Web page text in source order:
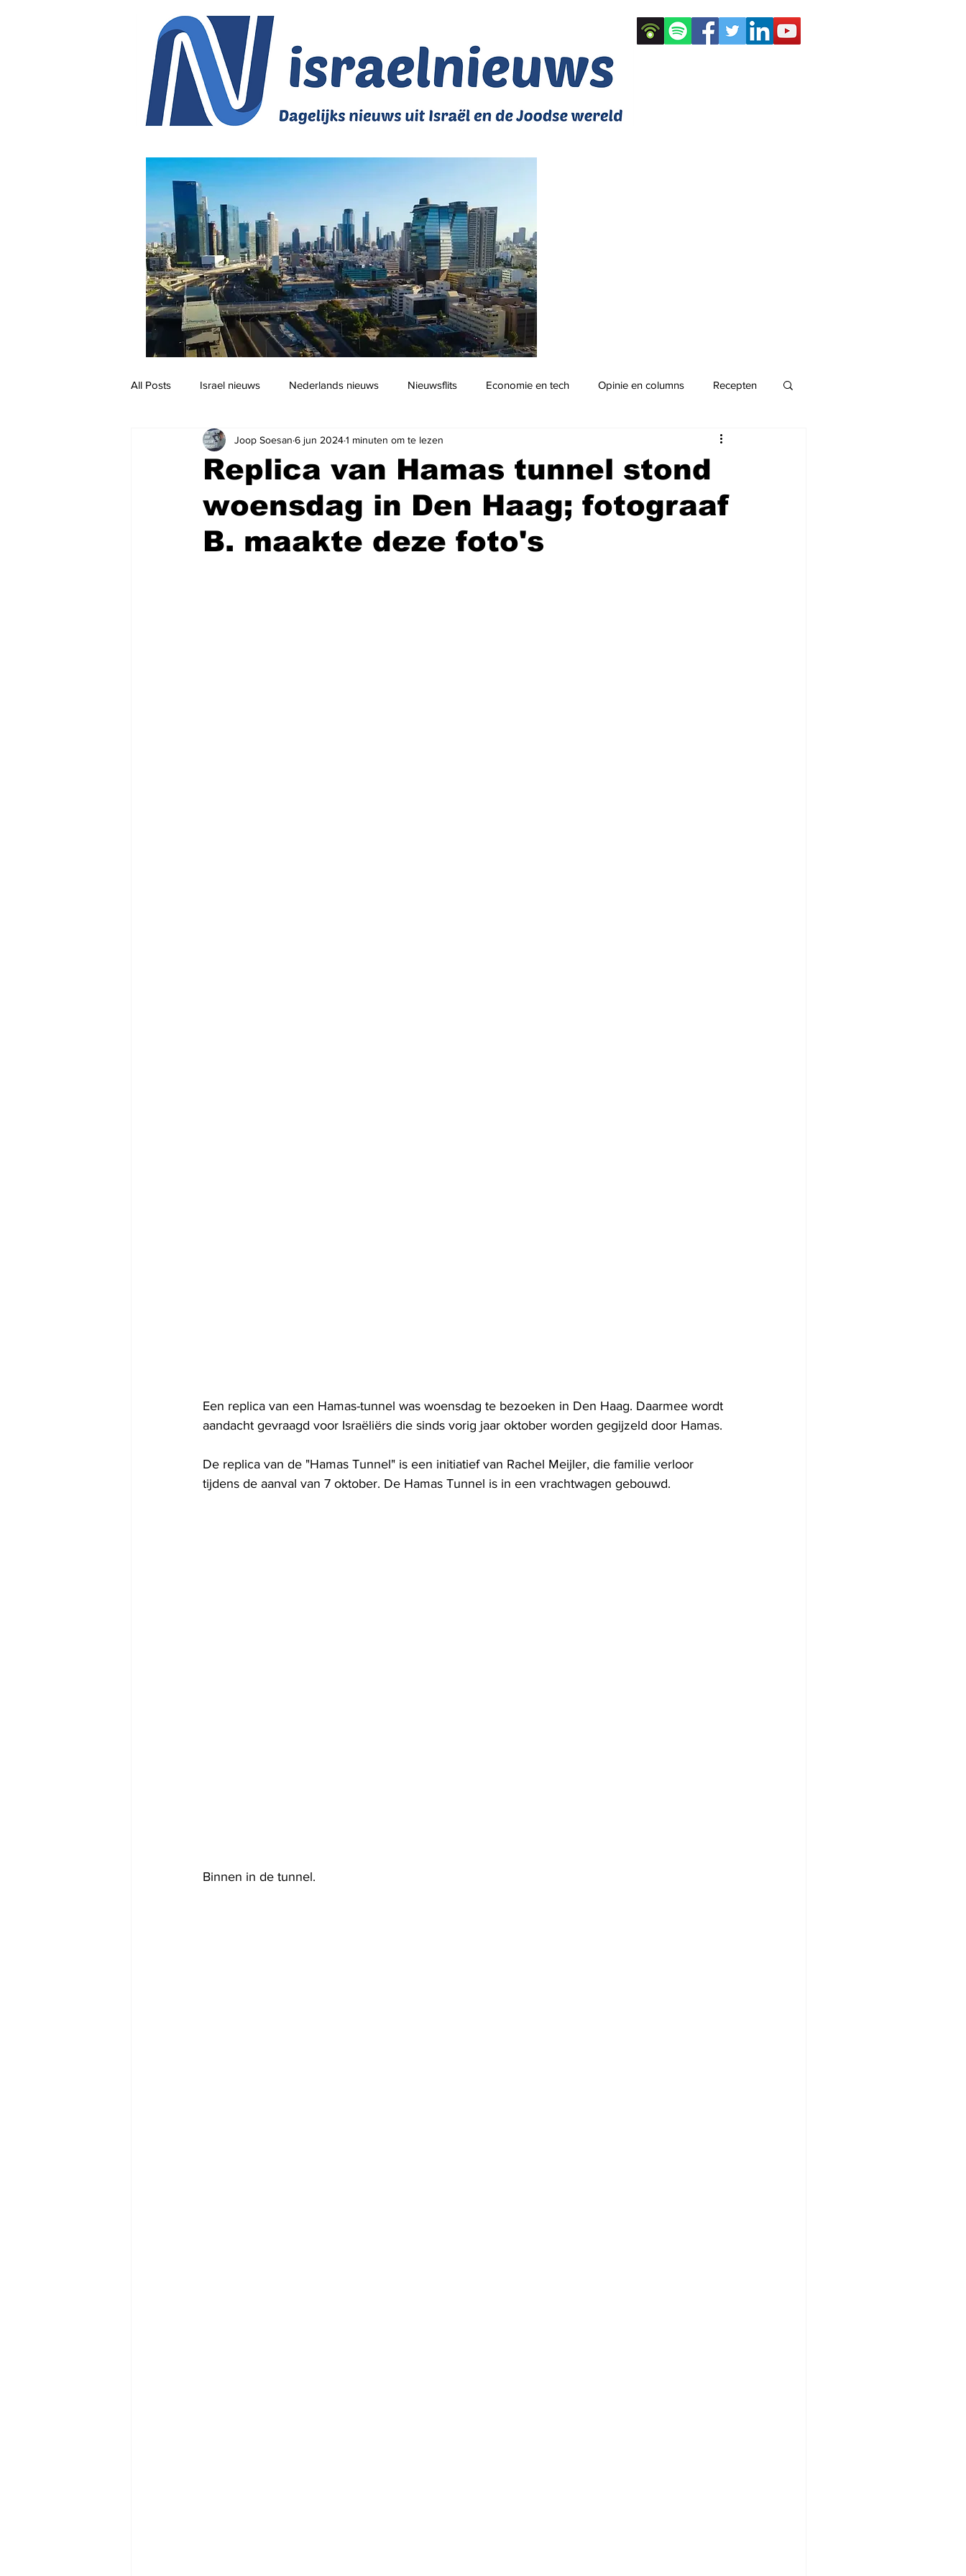
All Posts Israel nieuws Nederlands nieuws Nieuwsflits Economie en tech Opinie en columns Recepten
Jodendom en cultuur Podcast
Replica van Hamas tunnel stond
woensdag in Den Haag; fotograaf
B. maakte deze foto's
Joop Soesan 6 jun 20241 minuten om te lezen
Een replica van een Hamas-tunnel was woensdag te bezoeken in Den Haag. Daarmee wordt
aandacht gevraagd voor Israëliërs die sinds vorig jaar oktober worden gegijzeld door Hamas.
De replica van de "Hamas Tunnel" is een initiatief van Rachel Meijler, die familie verloor
tijdens de aanval van 7 oktober. De Hamas Tunnel is in een vrachtwagen gebouwd.
Binnen in de tunnel.